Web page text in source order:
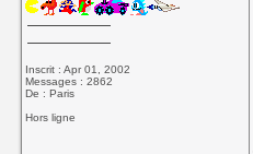
Inscrit : Apr 01, 2002
Messages : 2862
De : Paris
Hors ligne